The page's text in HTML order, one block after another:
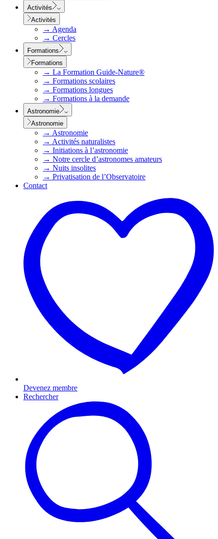
Activités
Activités
→ Agenda
→ Cercles
Formations
Formations
→ La Formation Guide-Nature®
→ Formations scolaires
→ Formations longues
→ Formations à la demande
Astronomie
Astronomie
→ Astronomie
→ Activités naturalistes
→ Initiations à l’astronomie
→ Notre cercle d’astronomes amateurs
→ Nuits insolites
→ Privatisation de l’Observatoire
Contact
Devenez membre
Rechercher